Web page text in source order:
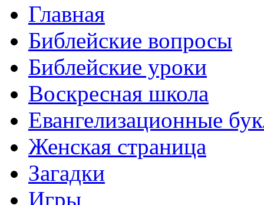
Главная
Библейские вопросы
Библейские уроки
Воскресная школа
Евангелизационные
Женская страница
Загадки
Игры